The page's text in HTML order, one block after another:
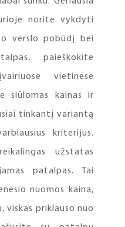
norite vykdyti
verslo pobūdį bei
paieškokite
vietinėse
siūlomas kainas ir
tinkantį variantą
kriterijus.
užstatas
patalpas. Tai
nuomos kaina,
priklauso nuo